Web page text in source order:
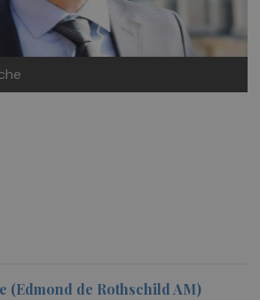
(Edmond de Rothschild AM)